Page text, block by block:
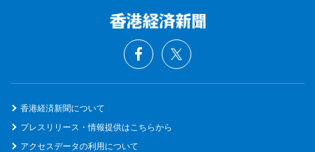
香港経済新聞について
プレスリリース・情報提供はこちらから
アクセスデータの利用について